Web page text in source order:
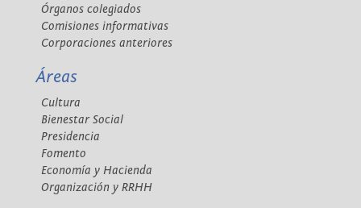
Órganos colegiados
Comisiones informativas
Corporaciones anteriores
Áreas
Cultura
Bienestar Social
Presidencia
Fomento
Economía y Hacienda
Organización y RRHH